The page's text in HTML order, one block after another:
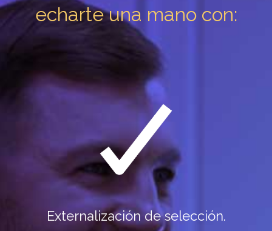
echarte una mano con:
Externalización de selección.